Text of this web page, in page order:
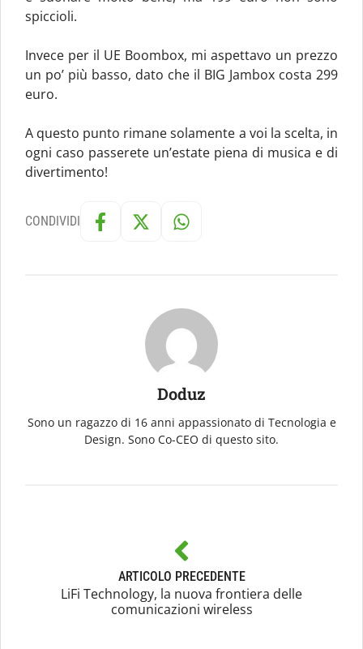
spiccioli.
Invece per il UE Boombox, mi aspettavo un prezzo
un po’ più basso, dato che il BIG Jambox costa 299
euro.
A questo punto rimane solamente a voi la scelta, in
ogni caso passerete un’estate piena di musica e di
divertimento!
CONDIVIDI
Doduz
Sono un ragazzo di 16 anni appassionato di Tecnologia e
Design. Sono Co-CEO di questo sito.
ARTICOLO PRECEDENTE
LiFi Technology, la nuova frontiera delle
comunicazioni wireless